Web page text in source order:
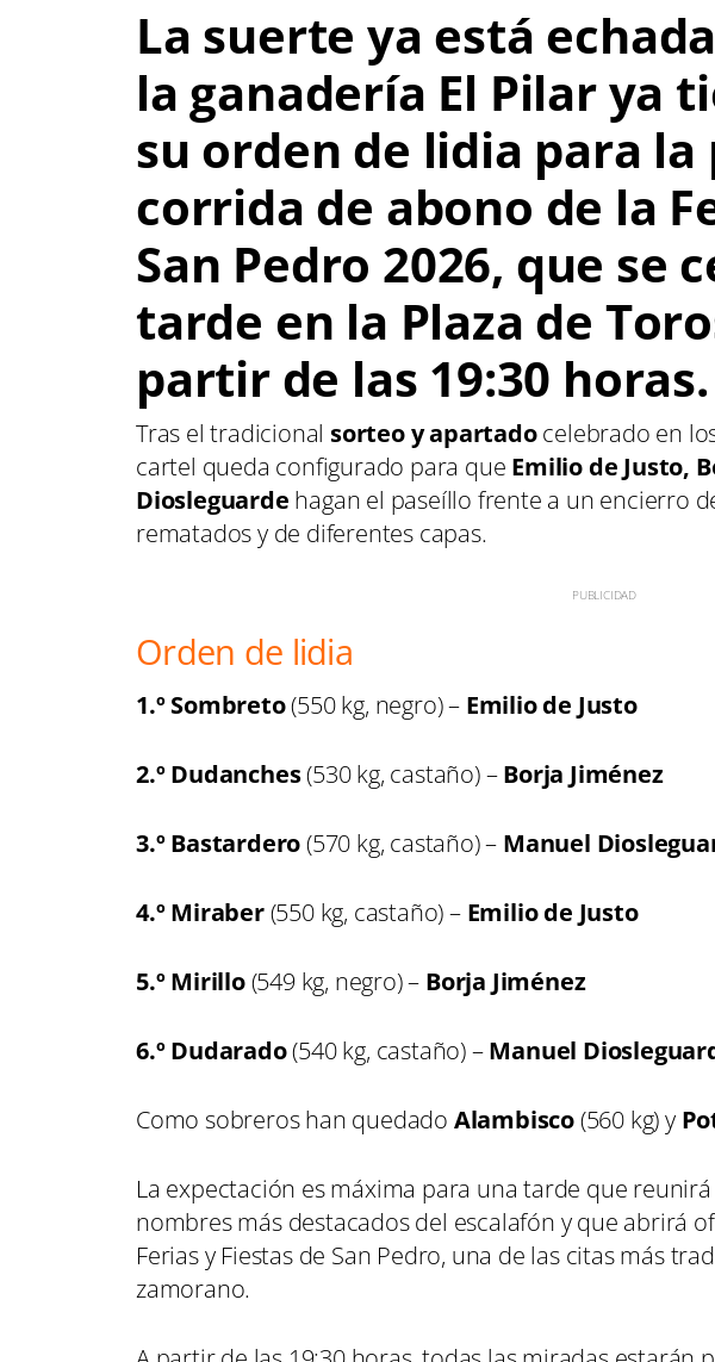
La suerte ya está
la ganadería El Pilarya
su orden de lidia para
corrida de abono de la
San Pedro 2026, que se
tarde en la Plaza de
partir de las 19:30 horas.
Tras el tradicional sorteo y apartadocelebrado en
cartel queda configurado para que Emilio de Justo,
Diosleguarde hagan el paseíllo frente a un encierro
rematados y de diferentes capas.
Orden de lidia
1.º Sombreto(550 kg, negro) – Emilio de Justo
2.º Dudanches(530 kg, castaño) –Borja Jiménez
3.º Bastardero(570 kg, castaño) – Manuel
4.º Miraber(550 kg, castaño) – Emilio de Justo
5.º Mirillo(549 kg, negro) – Borja Jiménez
6.º Dudarado(540 kg, castaño) –Manuel
Como sobreros han quedado Alambisco(560 kg) y
La expectación es máxima para una tarde que
nombres más destacados del escalafón y que abrirá
Ferias y Fiestas de San Pedro, una de las citas más
zamorano.